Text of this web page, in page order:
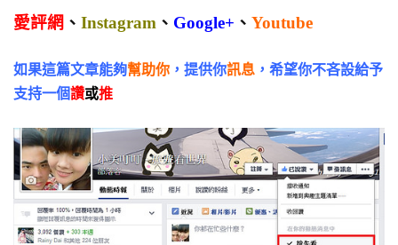
愛評網 、 Instagram 、 Google+ 、 Youtube
如果這篇文章能夠幫助你 ，提供你訊息 ，希望你不吝設給予
支持一個讚或推